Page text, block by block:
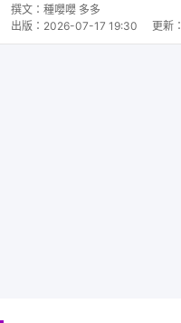
撰文： 種嚶嚶 多多
出版： 2026-07-17 19:30 更新：